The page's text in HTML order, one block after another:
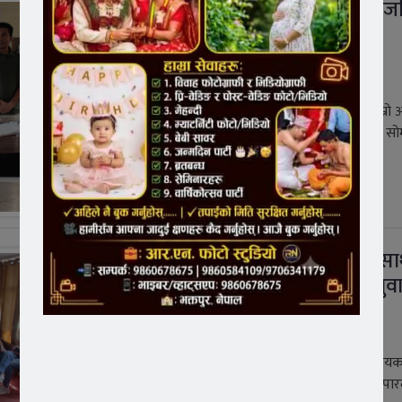
सूर्यविनायक वडा नम्बर ९ को
सुनुवाई : सेवाको प्रभावकारिता र
विकासमाथि नागरिकको सवाल
1 year ago
जन आवाज न्युज/भक्तपुर, जेठ २६ । ‘हाम्रो वडा, हाम्रो
नारासहित सूर्यविनायक नगरपालिका-९ नङ्खेलमा
वडास्तरीय
थप पढ्नुहोस्
‘हाम्रो वडा, हाम्रो आवाज’ नाराका
सूर्यविनायक-४ मा सार्वजनिक
सम्पन्न
जन आवाज न्युज/भक्तपुर जेस्ठ, २५ गते ।
नगरपालिका वडा नं. ४ मा नागरिक उत्तरदायित्व र